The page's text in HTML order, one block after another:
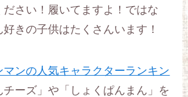
ださい！履いてますよ！ではな
きの子供はたくさんいます！
マンの人気キャラクターランキン
チーズ」や「しょくぱんまん」を